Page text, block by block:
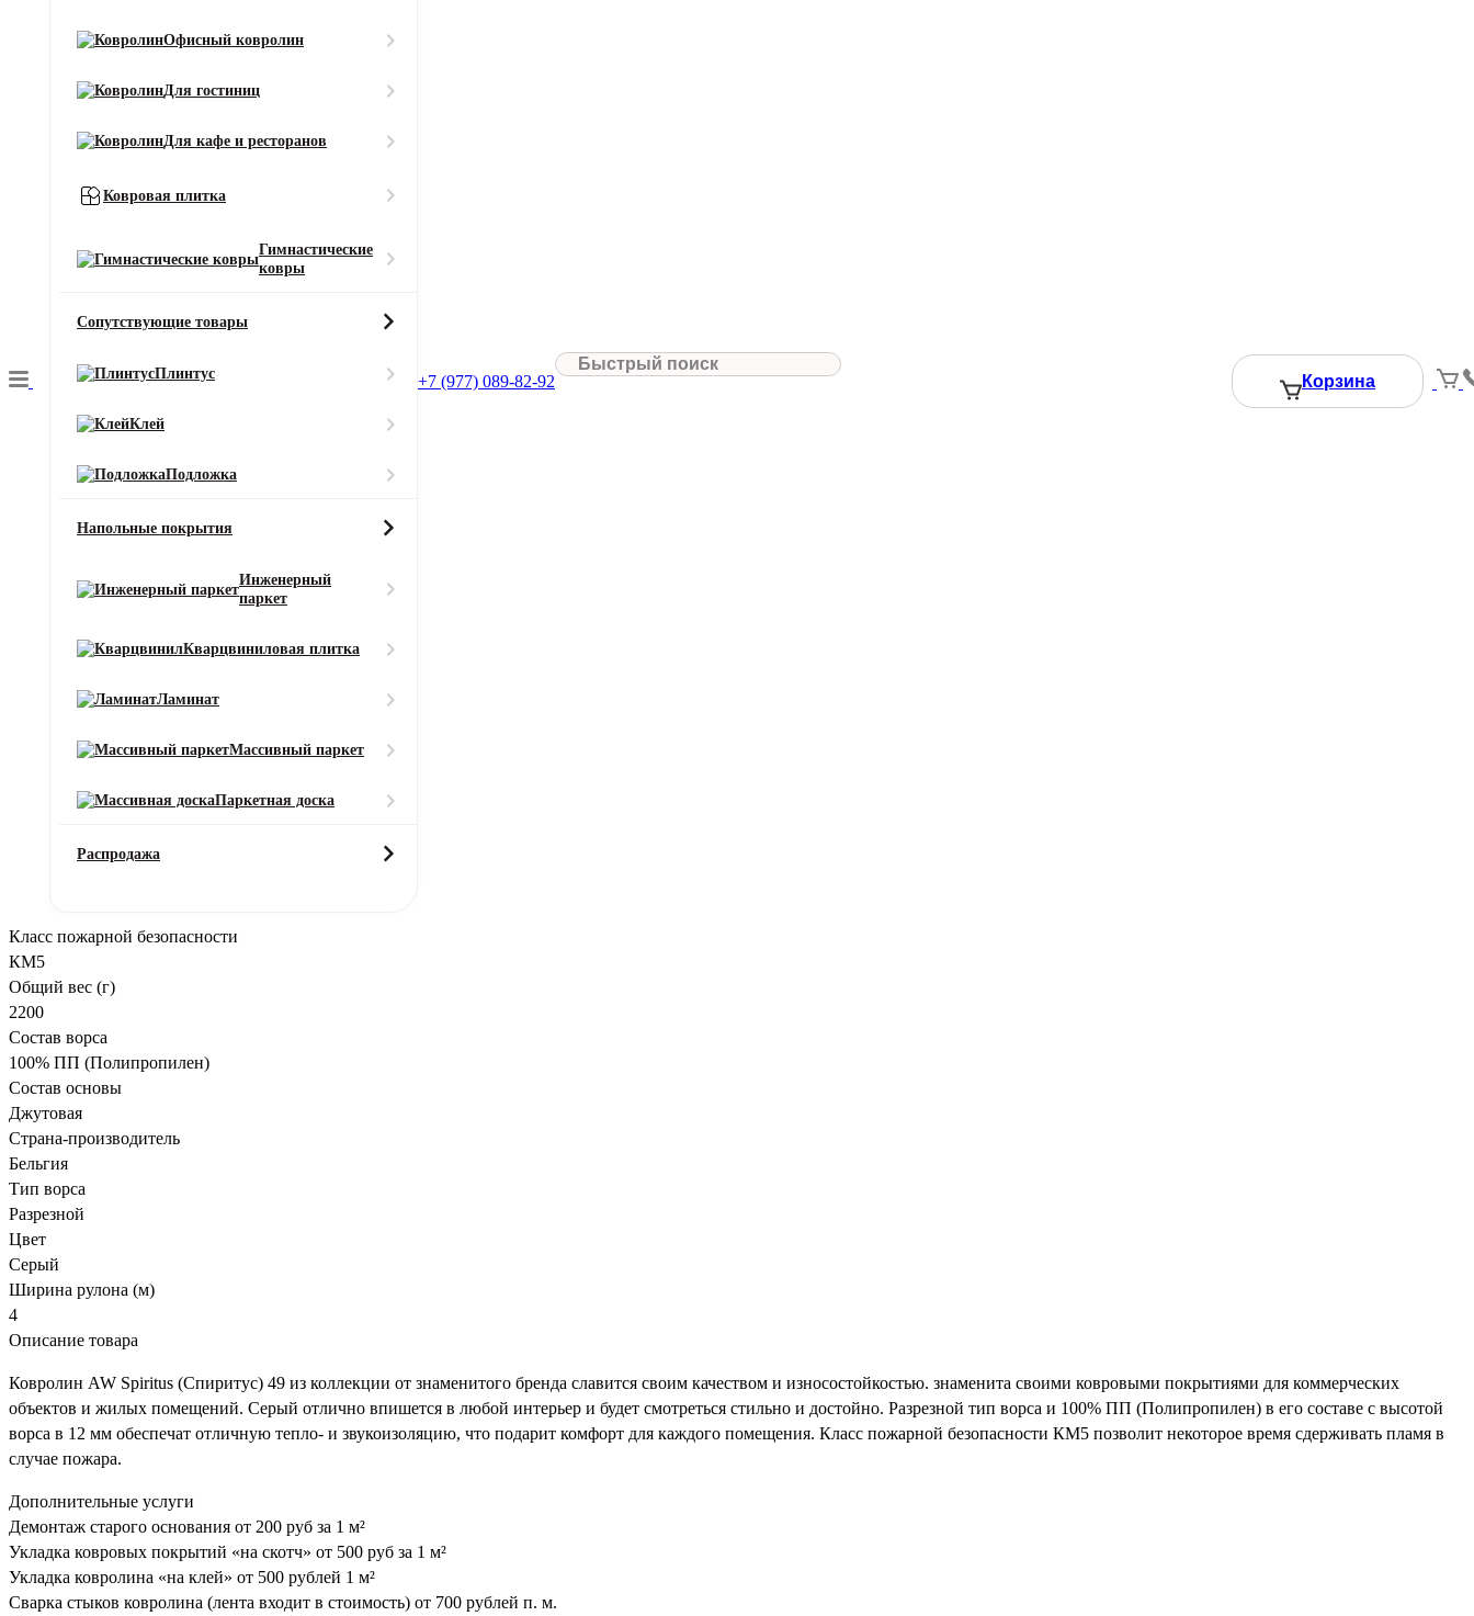
Офисный ковролин
Для гостиниц
Для кафе и ресторанов
Ковровая плитка
Гимнастические
ковры
Сопутствующие товары
Плинтус
Клей
Подложка
Напольные покрытия
Инженерный
паркет
Кварцвиниловая плитка
Ламинат
Массивный паркет
Паркетная доска
Распродажа
+7 (977) 089-82-92 Корзина
Тип ворса
Смотреть все характеристики
Ширина (м)
Длина (м)
− +
Это поможет сэкономить до 10% материала и уменьшит стоимость. Сотрудник нашей компании подъедет на дом или в офис в течение 24 часов после вызова рассчитает метраж, количество
Вы сможете оценить качество коврового покрытия, мягкость ворса, выбрать цвет
Отправляя форму, вы даете Согласие на обработку персональных данных.
Характеристики товара
1320 г/м2
Класс пожарной безопасности
КМ5
Общий вес (г)
2200
Состав ворса
100% ПП (Полипропилен)
Состав основы
Джутовая
Страна-производитель
Бельгия
Тип ворса
Разрезной
Цвет
Серый
Ширина рулона (м)
4
Описание товара
Ковролин AW Spiritus (Спиритус) 49 из коллекции от знаменитого бренда славится своим качеством и износостойкостью. знаменита своими ковровыми покрытиями для коммерческих
объектов и жилых помещений. Серый отлично впишется в любой интерьер и будет смотреться стильно и достойно. Разрезной тип ворса и 100% ПП (Полипропилен) в его составе с высотой
ворса в 12 мм обеспечат отличную тепло- и звукоизоляцию, что подарит комфорт для каждого помещения. Класс пожарной безопасности КМ5 позволит некоторое время сдерживать пламя в
случае пожара.
Дополнительные услуги
Демонтаж старого основания от 200 руб за 1 м²
Укладка ковровых покрытий «на скотч» от 500 руб за 1 м²
Укладка ковролина «на клей» от 500 рублей 1 м²
Сварка стыков ковролина (лента входит в стоимость) от 700 рублей п. м.